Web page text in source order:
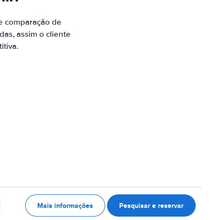
comparação de
assim o cliente
Mais informações Pesquisar e reservar